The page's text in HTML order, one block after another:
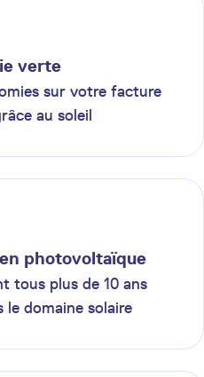
verte
sur votre facture
au soleil
photovoltaïque
tous plus de 10 ans
le domaine solaire